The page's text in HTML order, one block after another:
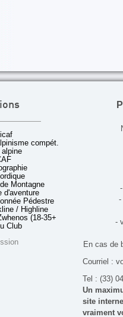
compét.
Montagne
d'aventure
Pédestre
/ Highline
(18-35+ ans)
Club
-
-
En cas de
Courriel :
Tel : (33)
Un
site
vraiment